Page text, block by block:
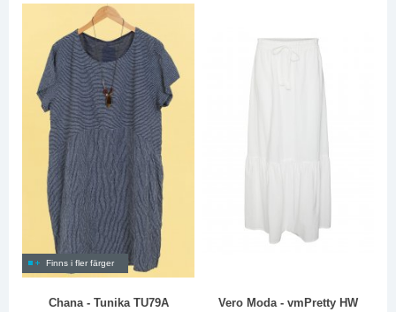
Finns i fler färger
Chana - Tunika TU79A
Vero Moda - vmPretty HW